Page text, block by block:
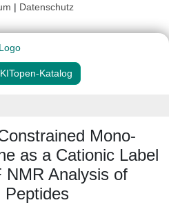
| Datenschutz
Katalog
Mono-
as a Cationic Label
NMR Analysis of
Peptides